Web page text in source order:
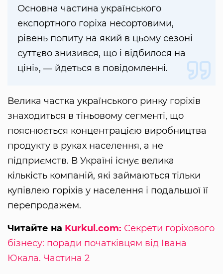
Основна частина українського
експортного горіха несортовими,
рівень попиту на який в цьому сезоні
суттєво знизився, що і відбилося на
ціні», ― йдеться в повідомленні.
Велика частка українського ринку горіхів
знаходиться в тіньовому сегменті, що
пояснюється концентрацією виробництва
продукту в руках населення, а не
підприємств. В Україні існує велика
кількість компаній, які займаються тільки
купівлею горіхів у населення і подальшої її
перепродажем.
Читайте на Kurkul.com: Секрети горіхового
бізнесу: поради початківцям від Івана
Юкала. Частина 2